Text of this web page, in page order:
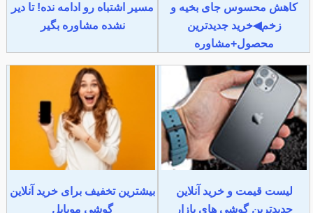
کاهش محسوس جای بخیه و
زخم◀خرید جدیدترین
محصول+مشاوره
مسیر اشتباه رو ادامه نده! تا دیر
نشده مشاوره بگیر
لیست قیمت و خرید آنلاین
جدیدترین گوشی های بازار
بیشترین تخفیف برای خرید آنلاین
گوشی موبایل